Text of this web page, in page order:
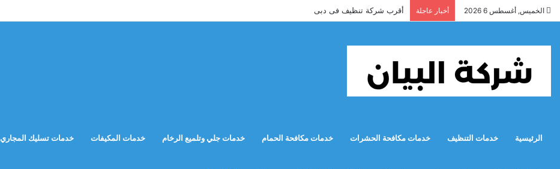
الخميس, أغسطس 6 2026 أخبار عاجلة أقرب شركة تنظيف فى دبى
الرئيسية خدمات التنظيف خدمات مكافحة الحشرات خدمات مكافحة الحمام خدمات جلي وتلميع الرخام خدمات المكيفات خدمات تسليك المجاري